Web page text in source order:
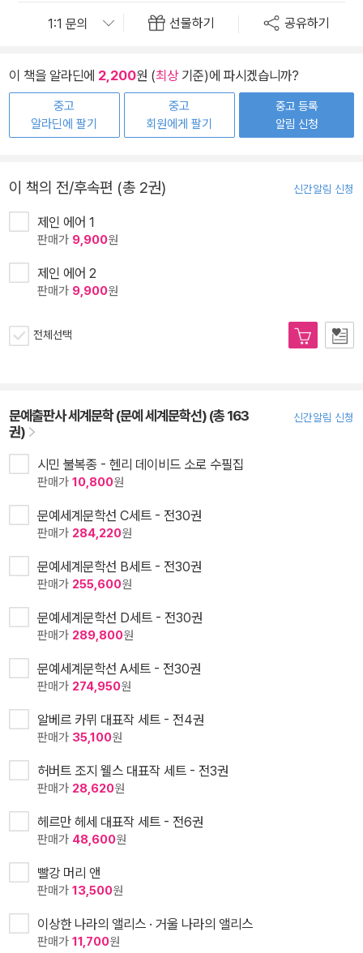
선물하기 공유하기
이 책을 알라딘에 2,200원 (최상기준)에 파시겠습니까?
중고
알라딘에 팔기
중고
회원에게 팔기
중고 등록
알림 신청
이 책의 전/후속편 (총 2권) 신간알림 신청
제인 에어 1
판매가 9,900원
제인 에어 2
판매가 9,900원
전체선택
문예출판사 세계문학 (문예 세계문학선) (총 163
권)
신간알림 신청
시민 불복종 - 헨리 데이비드 소로 수필집
판매가 10,800원
문예세계문학선 C세트 - 전30권
판매가 284,220원
문예세계문학선 B세트 - 전30권
판매가 255,600원
문예세계문학선 D세트 - 전30권
판매가 289,800원
문예세계문학선 A세트 - 전30권
판매가 274,950원
알베르 카뮈 대표작 세트 - 전4권
판매가 35,100원
허버트 조지 웰스 대표작 세트 - 전3권
판매가 28,620원
헤르만 헤세 대표작 세트 - 전6권
판매가 48,600원
빨강 머리 앤
판매가 13,500원
이상한 나라의 앨리스 · 거울 나라의 앨리스
판매가 11,700원